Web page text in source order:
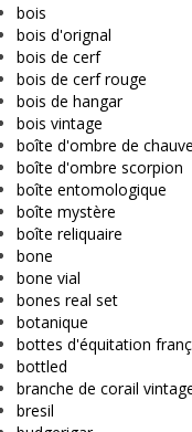
bois
bois d'orignal
bois de cerf
bois de cerf rouge
bois de hangar
bois vintage
boîte d'ombre de
boîte d'ombre scorpion
boîte entomologique
boîte mystère
boîte reliquaire
bone
bone vial
bones real set
botanique
bottes d'équitation
bottled
branche de corail
bresil